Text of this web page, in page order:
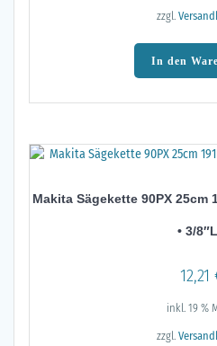
zzgl.
In den
Makita Sägekette 90PX 25cm
• 3/
12,21
inkl. 19 %
zzgl.